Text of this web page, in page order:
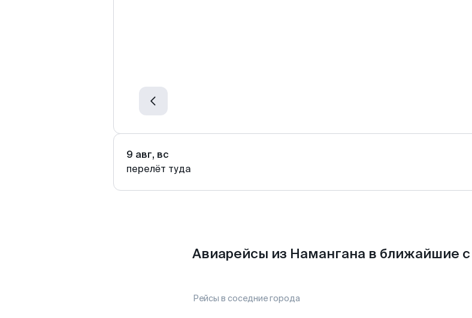
9 авг, вс
перелёт туда
Авиарейсы из Намангана в ближайшие
Рейсы в соседние города